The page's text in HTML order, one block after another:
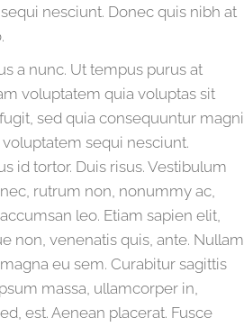
nesciunt. Donec quis nibh at
a nunc. Ut tempus purus at
voluptatem quia voluptas sit
sed quia consequuntur magni
sequi nesciunt.
id tortor. Duis risus. Vestibulum
rutrum non, nonummy ac,
leo. Etiam sapien elit,
non, venenatis quis, ante. Nullam
eu sem. Curabitur sagittis
massa, ullamcorper in,
est. Aenean placerat. Fusce